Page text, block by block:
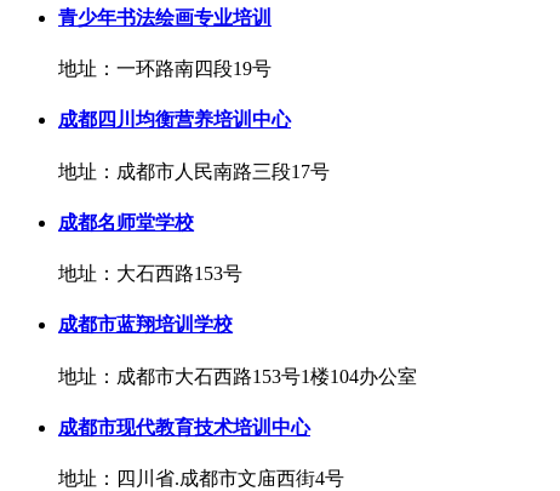
青少年书法绘画专业培训
地址：一环路南四段19号
成都四川均衡营养培训中心
地址：成都市人民南路三段17号
成都名师堂学校
地址：大石西路153号
成都市蓝翔培训学校
地址：成都市大石西路153号1楼104办公室
成都市现代教育技术培训中心
地址：四川省.成都市文庙西街4号